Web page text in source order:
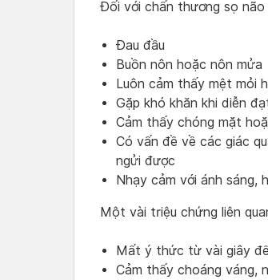
Đối với chấn thương sọ não
Đau đầu
Buồn nôn hoặc nôn mửa
Luôn cảm thấy mệt mỏi
Gặp khó khăn khi diễn
Cảm thấy chóng mặt
Có vấn đề về các giác
ngửi được
Nhạy cảm với ánh sáng,
Một vài triệu chứng liên
Mất ý thức từ vài giây
Cảm thấy choáng váng,